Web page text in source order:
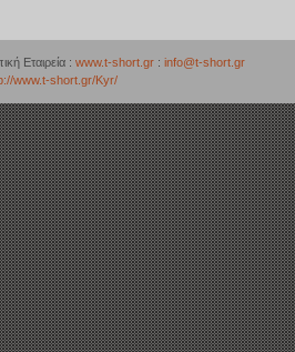
Εταιρεία : www.t-short.gr : info@t-short.gr
www.t-short.gr/Kyr/